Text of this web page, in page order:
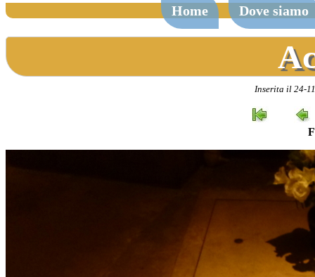
Home Dove siamo
Inserita il 24-